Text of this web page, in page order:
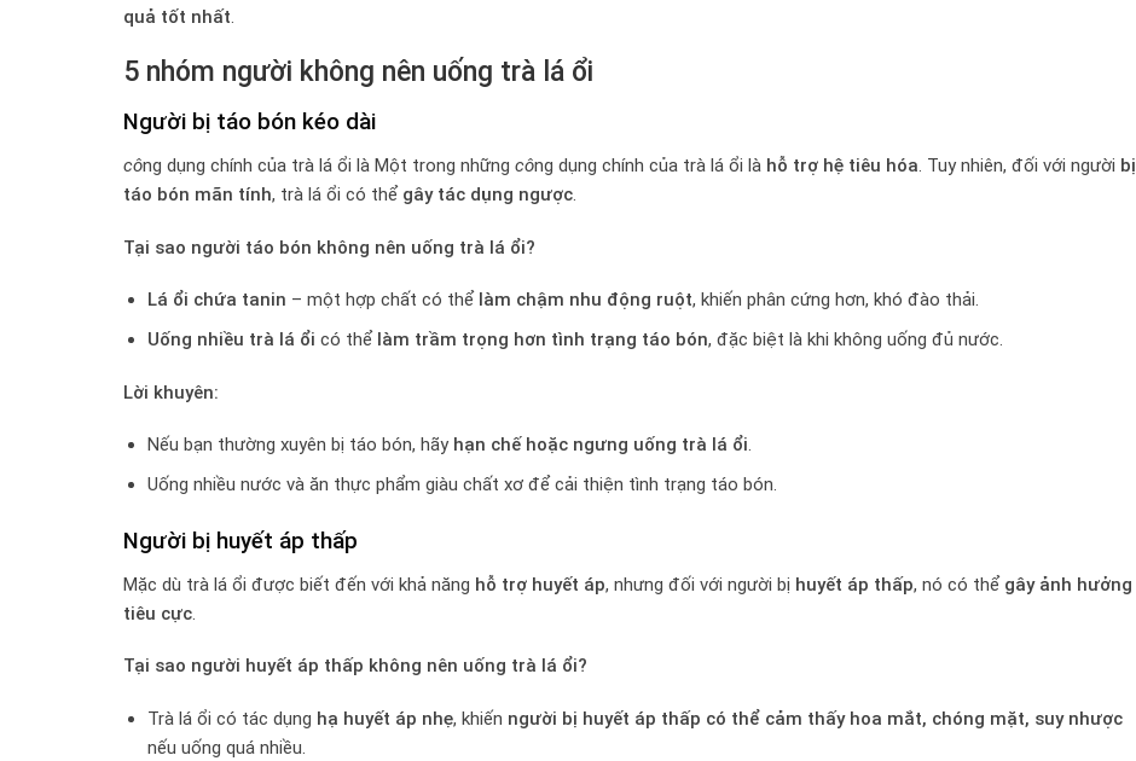
quả tốt nhất.
5 nhóm người không nên uống trà lá ổi
Người bị táo bón kéo dài
công dụng chính của trà lá ổi là Một trong những công dụng chính của trà lá ổi là hỗ trợ hệ tiêu hóa. Tuy nhiên, đối với người bị
táo bón mãn tính, trà lá ổi có thể gây tác dụng ngược.
Tại sao người táo bón không nên uống trà lá ổi?
Lá ổi chứa tanin – một hợp chất có thể làm chậm nhu động ruột, khiến phân cứng hơn, khó đào thải.
Uống nhiều trà lá ổi có thể làm trầm trọng hơn tình trạng táo bón, đặc biệt là khi không uống đủ nước.
Lời khuyên:
Nếu bạn thường xuyên bị táo bón, hãy hạn chế hoặc ngưng uống trà lá ổi.
Uống nhiều nước và ăn thực phẩm giàu chất xơ để cải thiện tình trạng táo bón.
Người bị huyết áp thấp
Mặc dù trà lá ổi được biết đến với khả năng hỗ trợ huyết áp, nhưng đối với người bị huyết áp thấp, nó có thể gây ảnh hưởng
tiêu cực.
Tại sao người huyết áp thấp không nên uống trà lá ổi?
Trà lá ổi có tác dụng hạ huyết áp nhẹ, khiến người bị huyết áp thấp có thể cảm thấy hoa mắt, chóng mặt, suy nhược
nếu uống quá nhiều.